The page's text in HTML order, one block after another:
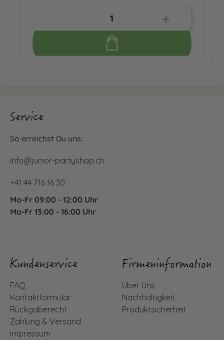
Service
So erreichst Du uns:
info@junior-partyshop.ch
+41 44 716 16 30
Mo-Fr 09:00 - 12:00 Uhr
Mo-Fr 13:00 - 16:00 Uhr
Kundenservice
FAQ
Kontaktformular
Rückgaberecht
Zahlung & Versand
Impressum
Firmeninformation
Über Uns
Nachhaltigkeit
Produktsicherheit